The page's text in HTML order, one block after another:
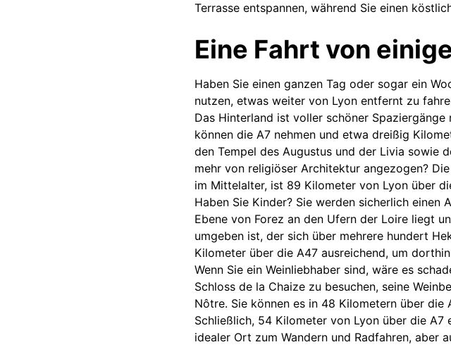
Terrasse entspannen, während Sie einen
Eine Fahrt von
Haben Sie einen ganzen Tag oder sogar ein
nutzen, etwas weiter von Lyon entfernt zu
Das Hinterland ist voller schöner
können die A7 nehmen und etwa dreißig
den Tempel des Augustus und der Livia sowie
mehr von religiöser Architektur angezogen?
im Mittelalter, ist 89 Kilometer von Lyon über
Haben Sie Kinder? Sie werden sicherlich einen
Ebene von Forez an den Ufern der Loire liegt
umgeben ist, der sich über mehrere hundert
Kilometer über die A47 ausreichend, um
Wenn Sie ein Weinliebhaber sind, wäre es
Schloss de la Chaize zu besuchen, seine
Nôtre. Sie können es in 48 Kilometern über die
Schließlich, 54 Kilometer von Lyon über die
idealer Ort zum Wandern und Radfahren, aber